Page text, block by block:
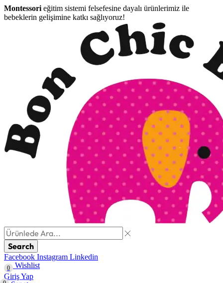
Montessori eğitim sistemi felsefesine dayalı ürünlerimiz ile
bebeklerin gelişimine katkı sağlıyoruz!
Search
Facebook Instagram Linkedin
0
Wishlist
Giriş Yap